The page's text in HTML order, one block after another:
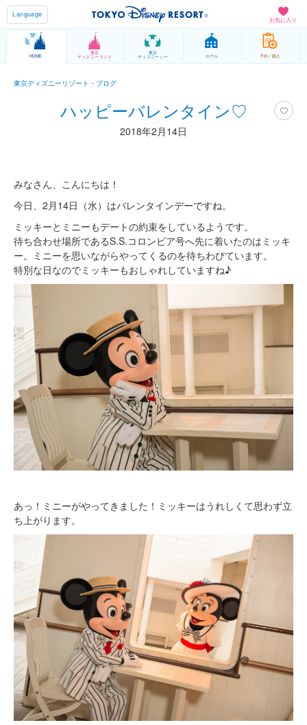
お気に入り
Language
HOME
東京
ディズニーランド
東京
ディズニーシー ホテル 予約 / 購入
東京ディズニーリゾート・ブログ
ハッピーバレンタイン♡
2018年2月14日
みなさん、こんにちは！
今日、2月14日（水）はバレンタインデーですね。
ミッキーとミニーもデートの約束をしているようです。
待ち合わせ場所であるS.S.コロンビア号へ先に着いたのはミッキ
ー。ミニーを思いながらやってくるのを待ちわびています。
特別な日なのでミッキーもおしゃれしていますね♪
あっ！ミニーがやってきました！ミッキーはうれしくて思わず立
ち上がります。